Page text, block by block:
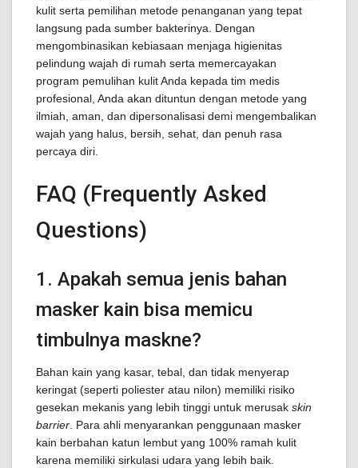
kulit serta pemilihan metode penanganan yang tepat
langsung pada sumber bakterinya. Dengan
mengombinasikan kebiasaan menjaga higienitas
pelindung wajah di rumah serta memercayakan
program pemulihan kulit Anda kepada tim medis
profesional, Anda akan dituntun dengan metode yang
ilmiah, aman, dan dipersonalisasi demi mengembalikan
wajah yang halus, bersih, sehat, dan penuh rasa
percaya diri.
FAQ (Frequently Asked
Questions)
1. Apakah semua jenis bahan
masker kain bisa memicu
timbulnya maskne?
Bahan kain yang kasar, tebal, dan tidak menyerap
keringat (seperti poliester atau nilon) memiliki risiko
gesekan mekanis yang lebih tinggi untuk merusak skin
barrier . Para ahli menyarankan penggunaan masker
kain berbahan katun lembut yang 100% ramah kulit
karena memiliki sirkulasi udara yang lebih baik.